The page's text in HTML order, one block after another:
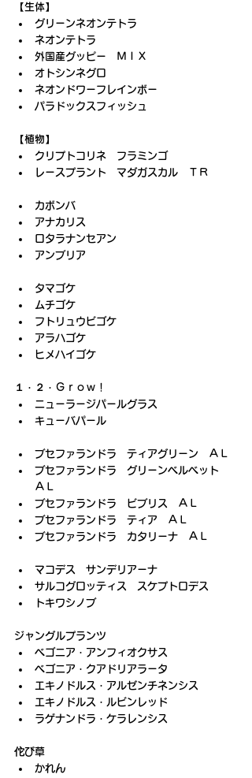
【生体】
グリーンネオンテトラ
ネオンテトラ
外国産グッピー　ＭＩＸ
オトシンネグロ
ネオンドワーフレインボー
パラドックスフィッシュ
【植物】
クリプトコリネ　フラミンゴ
レースプラント　マダガスカル　ＴＲ
カボンバ
アナカリス
ロタラナンセアン
アンブリア
タマゴケ
ムチゴケ
フトリュウビゴケ
アラハゴケ
ヒメハイゴケ
１・２・Ｇｒｏｗ！
ニューラージパールグラス
キューバパール
ブセファランドラ　ティアグリーン　ＡＬ
ブセファランドラ　グリーンベルベット
ＡＬ
ブセファランドラ　ビブリス　ＡＬ
ブセファランドラ　ティア　ＡＬ
ブセファランドラ　カタリーナ　ＡＬ
マコデス　サンデリアーナ
サルコグロッティス　スケプトロデス
トキワシノブ
ジャングルプランツ
ベゴニア・アンフィオクサス
ベゴニア・クアドリアラータ
エキノドルス・アルゼンチネンシス
エキノドルス・ルビンレッド
ラゲナンドラ・ケラレンシス
佗び草
かれん